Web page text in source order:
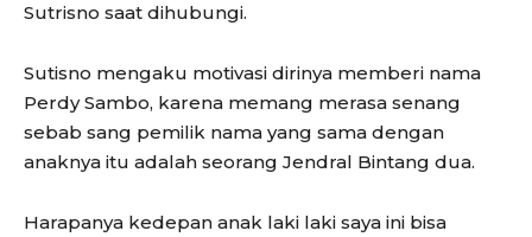
Sutrisno saat dihubungi.
Sutisno mengaku motivasi dirinya memberi nama
Perdy Sambo, karena memang merasa senang
sebab sang pemilik nama yang sama dengan
anaknya itu adalah seorang Jendral Bintang dua.
Harapanya kedepan anak laki laki saya ini bisa